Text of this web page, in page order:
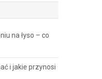
na łyso – co
i jakie przynosi